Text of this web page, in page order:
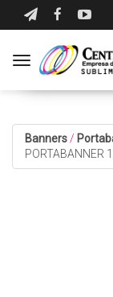
Toggle navigation
Banners /
PORTABANNER